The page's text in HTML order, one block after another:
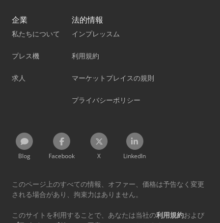
企業
私たちについて
プレス機
求人
法的情報
インプレッスム
利用規約
マーケットプレイスの規則
プライバシーポリシー
Blog Facebook X LinkedIn
このページ上のすべての情報、オファー、価格は予告なく変更
される場合があり、拘束力はありません。
このサイトを利用することで、あなたは当社の利用規約および